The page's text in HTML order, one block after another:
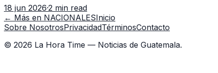
capacitación en la capital.
18 jun 2026·2 min read
← Más en NACIONALESInicio
Sobre NosotrosPrivacidadTérminosContacto
© 2026 La Hora Time — Noticias de Guatemala.